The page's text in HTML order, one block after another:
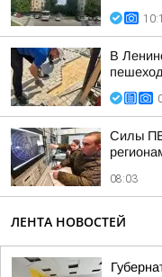
В
Силы
08:03
ЛЕНТА НОВОСТЕЙ